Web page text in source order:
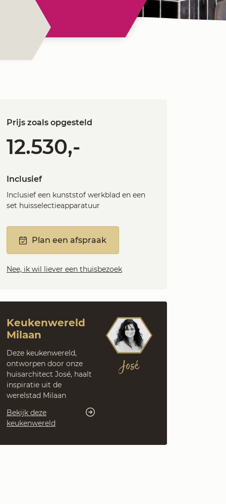
Prijs zoals opgesteld
12.530,-
Inclusief
Inclusief een kunststof werkblad en een
set huisselectieapparatuur
Plan een afspraak
Nee, ik wil liever een thuisbezoek
Keukenwereld
Milaan
Deze keukenwereld,
ontworpen door onze
huisarchitect José, haalt
inspiratie uit de
werelstad Milaan
Bekijk deze
keukenwereld
José